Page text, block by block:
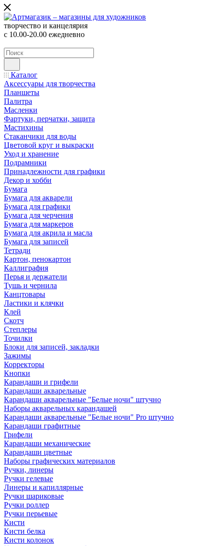
творчество и канцелярия
с 10.00-20.00 ежедневно
Каталог
Аксессуары для творчества
Планшеты
Палитра
Масленки
Фартуки, перчатки, защита
Мастихины
Стаканчики для воды
Цветовой круг и выкраски
Уход и хранение
Подрамники
Принадлежности для графики
Декор и хобби
Бумага
Бумага для акварели
Бумага для графики
Бумага для черчения
Бумага для маркеров
Бумага для акрила и масла
Бумага для записей
Тетради
Картон, пенокартон
Каллиграфия
Перья и держатели
Тушь и чернила
Канцтовары
Ластики и клячки
Клей
Скотч
Степлеры
Точилки
Блоки для записей, закладки
Зажимы
Корректоры
Кнопки
Карандаши и грифели
Карандаши акварельные
Карандаши акварельные "Белые ночи" штучно
Наборы акварельных карандашей
Карандаши акварельные "Белые ночи" Pro штучно
Карандаши графитные
Грифели
Карандаши механические
Карандаши цветные
Наборы графических материалов
Ручки, линеры
Ручки гелевые
Линеры и капиллярные
Ручки шариковые
Ручки роллер
Ручки перьевые
Кисти
Кисти белка
Кисти колонок